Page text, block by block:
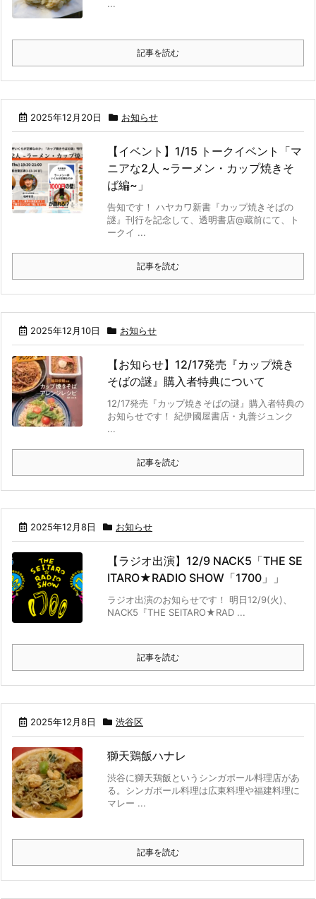
...
記事を読む
2025年12月20日 お知らせ
【イベント】1/15 トークイベント「マ
ニアな2人 ~ラーメン・カップ焼きそ
ば編~」
告知です！ ハヤカワ新書『カップ焼きそばの
謎』刊行を記念して、透明書店@蔵前にて、ト
ークイ ...
記事を読む
2025年12月10日 お知らせ
【お知らせ】12/17発売『カップ焼き
そばの謎』購入者特典について
12/17発売『カップ焼きそばの謎』購入者特典の
お知らせです！ 紀伊國屋書店・丸善ジュンク
...
記事を読む
2025年12月8日 お知らせ
【ラジオ出演】12/9 NACK5「THE SE
ITARO★RADIO SHOW「1700」」
ラジオ出演のお知らせです！ 明日12/9(火)、
NACK5『THE SEITARO★RAD ...
記事を読む
2025年12月8日 渋谷区
獅天鶏飯ハナレ
渋谷に獅天鶏飯というシンガポール料理店があ
る。シンガポール料理は広東料理や福建料理に
マレー ...
記事を読む